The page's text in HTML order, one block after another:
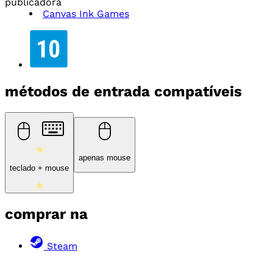
Canvas Ink Games
métodos de entrada compatíveis
teclado + mouse
apenas mouse
comprar na
Steam